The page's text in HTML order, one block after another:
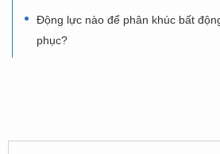
Động lực nào để phân khúc bất
phục?